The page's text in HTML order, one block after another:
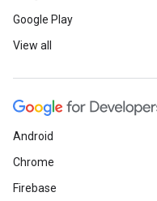
Google Play
View all
Android
Chrome
Firebase